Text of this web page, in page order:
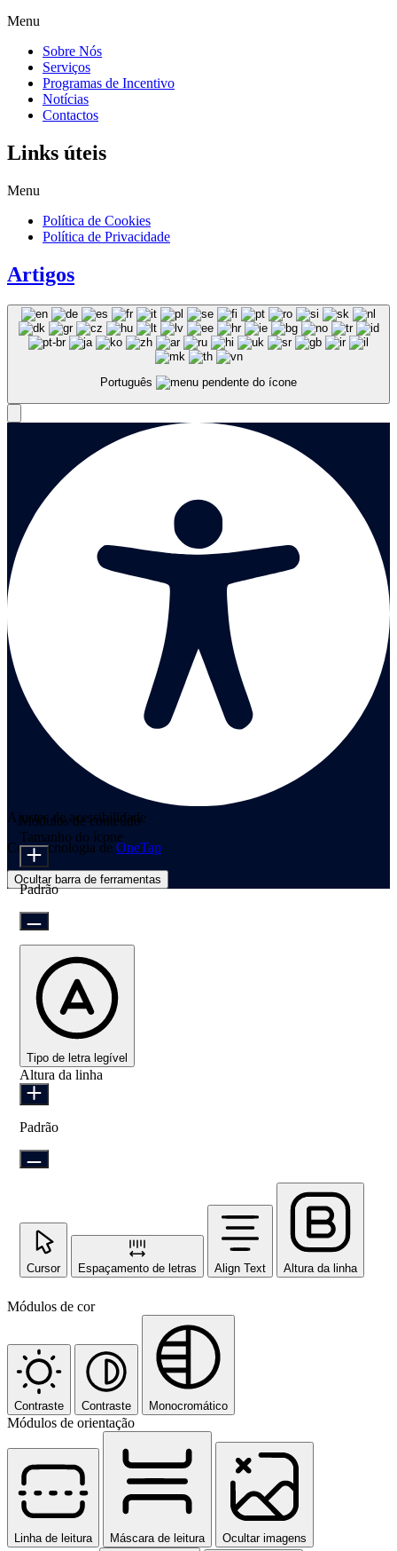
Menu
Sobre Nós
Serviços
Programas de Incentivo
Notícias
Contactos
Links úteis
Menu
Política de Cookies
Política de Privacidade
Artigos
Português
Ajustes de acessibilidade
Com tecnologia de OneTap
Ocultar barra de ferramentas
Módulos de conteúdo
Tamanho do ícone
Padrão
Tipo de letra legível
Altura da linha
Padrão
Cursor Espaçamento de letras Align Text Altura da linha
Módulos de cor
Contraste Contraste Monocromático
Módulos de orientação
Linha de leitura Máscara de leitura Ocultar imagens